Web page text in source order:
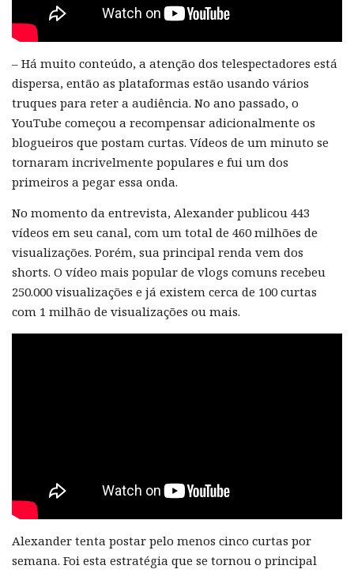
– Há muito conteúdo, a atenção dos telespectadores está
dispersa, então as plataformas estão usando vários
truques para reter a audiência. No ano passado, o
YouTube começou a recompensar adicionalmente os
blogueiros que postam curtas. Vídeos de um minuto se
tornaram incrivelmente populares e fui um dos
primeiros a pegar essa onda.
No momento da entrevista, Alexander publicou 443
vídeos em seu canal, com um total de 460 milhões de
visualizações. Porém, sua principal renda vem dos
shorts. O vídeo mais popular de vlogs comuns recebeu
250.000 visualizações e já existem cerca de 100 curtas
com 1 milhão de visualizações ou mais.
Alexander tenta postar pelo menos cinco curtas por
semana. Foi esta estratégia que se tornou o principal